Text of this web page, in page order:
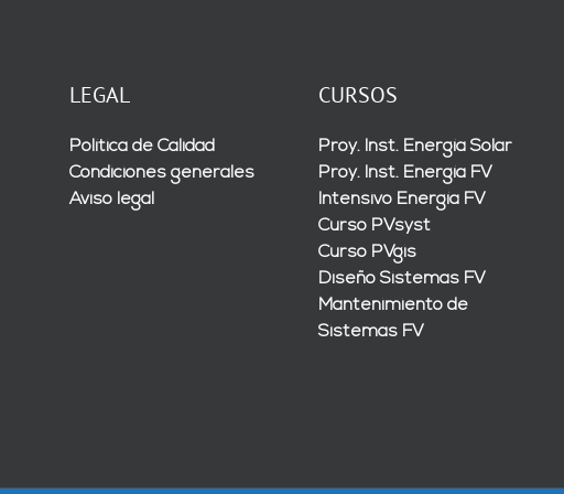
LEGAL
Política de Calidad
Condiciones generales
Aviso legal
CURSOS
Proy. Inst. Energía Solar
Proy. Inst. Energía FV
Intensivo Energía FV
Curso PVsyst
Curso PVgis
Diseño Sistemas FV
Mantenimiento de
Sistemas FV